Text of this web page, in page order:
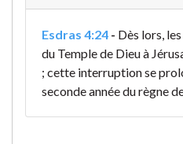
Esdras 4:24 - Dès lors,
du Temple de Dieu à
; cette interruption se
seconde année du règne